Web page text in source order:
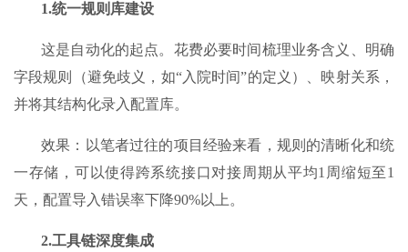
1.统一规则库建设​
这是自动化的起点。花费必要时间梳理业务含义、明确
字段规则（避免歧义，如“入院时间”的定义）、映射关系，
并将其结构化录入配置库。​
效果：以笔者过往的项目经验来看，规则的清晰化和统
一存储，可以使得跨系统接口对接周期从平均1周缩短至1
天，配置导入错误率下降90%以上。
2.工具链深度集成